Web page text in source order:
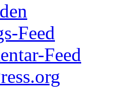
Feed
Feed